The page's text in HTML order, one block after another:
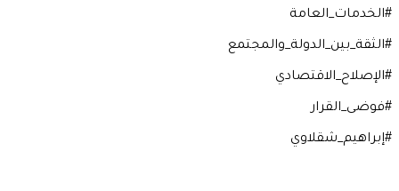
#الخدمات_العامة
#الثقة_بين_الدولة_والمجتمع
#الإصلاح_الاقتصادي
#فوضى_القرار
#إبراهيم_شقلاوي